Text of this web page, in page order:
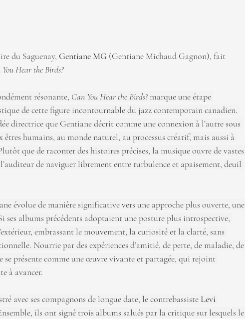
du Saguenay, Gentiane MG (Gentiane Michaud Gagnon), fait
Hear the Birds?
résonante, Can You Hear the Birds? marque une étape
de cette figure incontournable du jazz contemporain canadien.
directrice que Gentiane décrit comme une connexion à l’autre sous
êtres humains, au monde naturel, au processus créatif, mais aussi à
que de raconter des histoires précises, la musique ouvre de vastes
de naviguer librement entre turbulence et apaisement, deuil
évolue de manière significative vers une approche plus ouverte, une
ses albums précédents adoptaient une posture plus introspective,
embrassant le mouvement, la curiosité et la clarté, sans
Nourrie par des expériences d’amitié, de perte, de maladie, de
se présente comme une œuvre vivante et partagée, qui rejoint
à avancer.
avec ses compagnons de longue date, le contrebassiste Levi
ils ont signé trois albums salués par la critique sur lesquels le